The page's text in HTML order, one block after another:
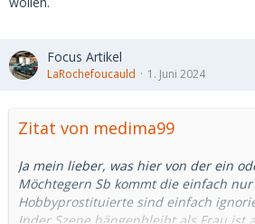
Focus Artikel
LaRochefoucauld 1. Juni 2024
Zitat von medima99
Ja mein lieber, was hier von der ein
Möchtegern Sb kommt die einfach
Hobbyprostituierte sind einfach
Inder Szene hängenbleibt als Frau ist